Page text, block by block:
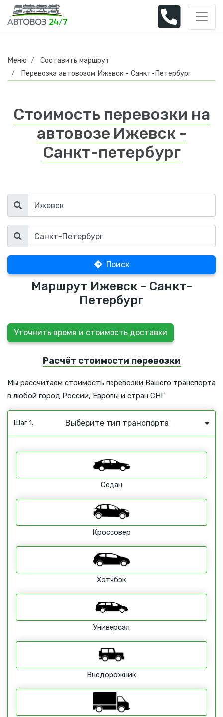
Меню
Составить маршрут
Перевозка автовозом Ижевск - Санкт-Петербург
Стоимость перевозки на
автовозе Ижевск -
Санкт-петербург
Поиск
Маршрут Ижевск - Санкт-
Петербург
Уточнить время и стоимость доставки
Расчёт стоимости перевозки
Мы рассчитаем стоимость перевозки Вашего транспорта
в любой город России, Европы и стран СНГ
Шаг 1. Выберите тип транспорта
Седан
Кроссовер
Хэтчбэк
Универсал
Внедорожник